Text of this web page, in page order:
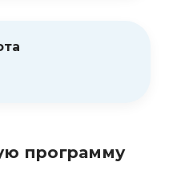
программу